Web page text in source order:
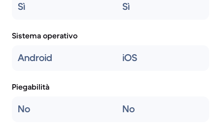
Sì Sì
Sistema operativo
Android iOS
Piegabilità
No No